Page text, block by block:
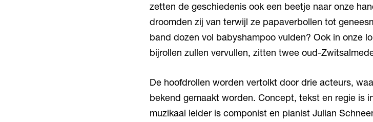
zetten de geschiedenis ook een beetje naar onze
droomden zij van terwijl ze papaverbollen tot
band dozen vol babyshampoo vulden? Ook in onze
bijrollen zullen vervullen, zitten twee oud-
De hoofdrollen worden vertolkt door drie acteurs,
bekend gemaakt worden. Concept, tekst en regie is
muzikaal leider is componist en pianist Julian